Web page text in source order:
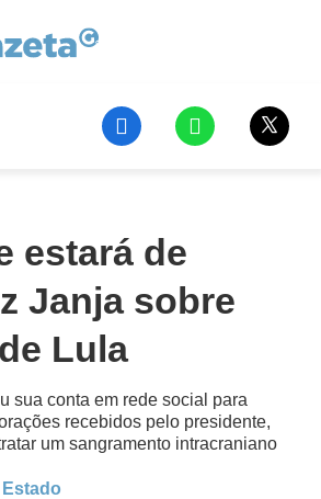
estará de
Janja sobre
Lula
sua conta em rede social para
recebidos pelo presidente,
um sangramento intracraniano